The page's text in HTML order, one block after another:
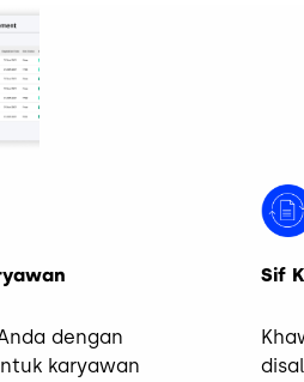
dengan
karyawan
Sif